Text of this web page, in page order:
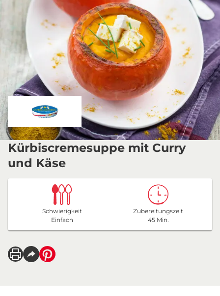
Kürbiscremesuppe mit Curry
und Käse
Schwierigkeit
Einfach
Zubereitungszeit
45 Min.